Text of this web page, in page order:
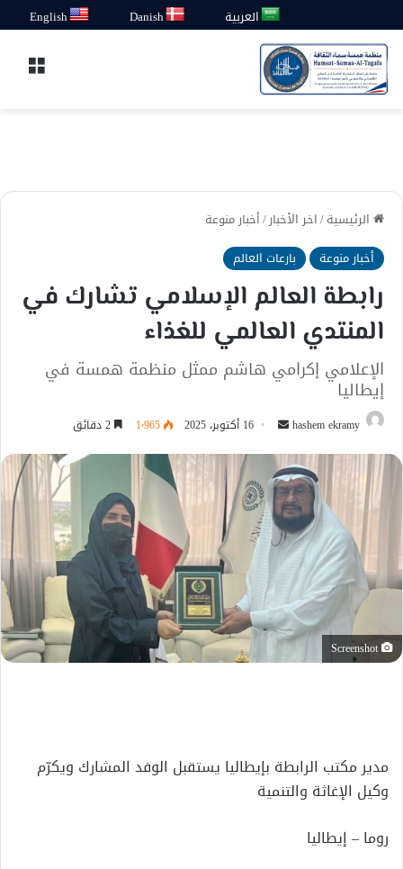
العربية Danish
English
الرئيسية/اخر الأخبار/أخبار منوعة
أخبار منوعة
بارعات العالم
رابطة العالم الإسلامي تشارك في
المنتدي العالمي للغذاء
الإعلامي إكرامي هاشم ممثل منظمة همسة في
إيطاليا
hashem ekramy
أرسل
إلكترونيا
16 أكتوبر، 2025 1٬965
مدير مكتب الرابطة بإيطاليا يستقبل الوفد المشارك ويكرّم
وكيل الإغاثة والتنمية
روما – إيطاليا